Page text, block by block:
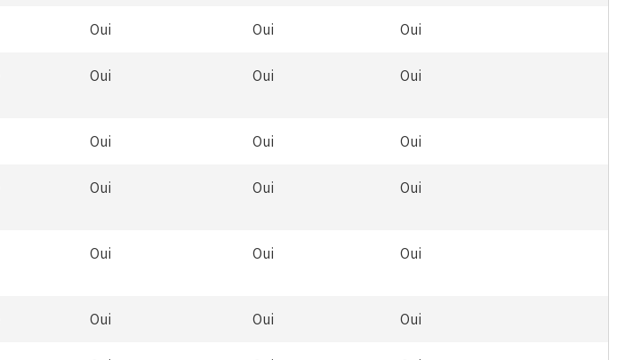
Oui Oui Oui
Oui Oui Oui
Oui Oui Oui
Oui Oui Oui
Oui Oui Oui
Oui Oui Oui